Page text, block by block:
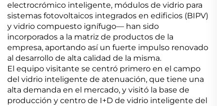
electrocrómico inteligente, módulos de vidrio para
sistemas fotovoltaicos integrados en edificios (BIPV)
y vidrio compuesto ignífugo— han sido
incorporados a la matriz de productos de la
empresa, aportando así un fuerte impulso renovado
al desarrollo de alta calidad de la misma.
El equipo visitante se centró primero en el campo
del vidrio inteligente de atenuación, que tiene una
alta demanda en el mercado, y visitó la base de
producción y centro de I+D de vidrio inteligente del